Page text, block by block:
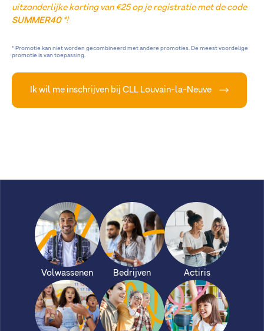
uitzonderlijke korting van €25 op je registratie met de code
SUMMER40*!
* Promotie kan niet worden gecombineerd met andere promoties. De meest voordelige
promotie is van toepassing.
Ik wil me inschrijven bij CLL Louvain-la-Neuve
Volwassenen Bedrijven Actiris